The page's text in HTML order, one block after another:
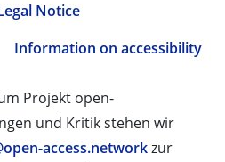
Notice
Information on accessibility
Projekt open-
und Kritik stehen wir
access.networkzur